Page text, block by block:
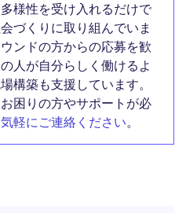
様性を受け入れるだけで
づくりに取り組んでいま
ンドの方からの応募を歓
人が自分らしく働けるよ
構築も支援しています。
困りの方やサポートが必
軽にご連絡ください。